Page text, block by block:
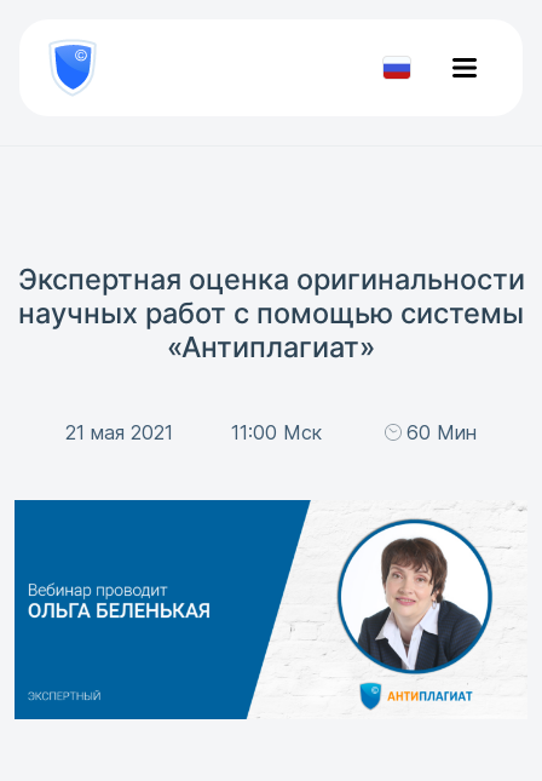
800
777-
81-Проверить
Экспертная оценка оригинальности
научных работ с помощью системы
«Антиплагиат»
21 мая 2021 11:00 Мск 60 Мин